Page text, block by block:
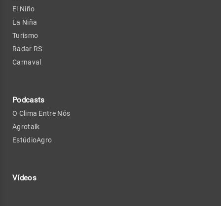
El Niño
La Niña
Turismo
Radar RS
Carnaval
Podcasts
O Clima Entre Nós
Agrotalk
EstúdioAgro
Vídeos